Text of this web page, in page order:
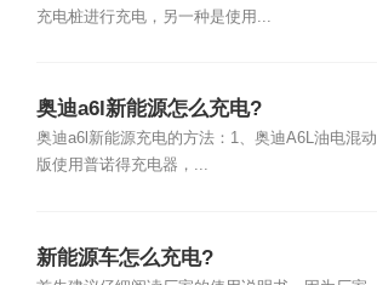
充电桩进行充电，另一种是使用...
奥迪a6l新能源怎么充电?
奥迪a6l新能源充电的方法：1、奥迪A6L油电混动
版使用普诺得充电器，...
新能源车怎么充电?